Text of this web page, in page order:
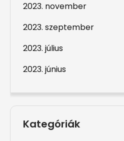
2023. november
2023. szeptember
2023. július
2023. június
Kategóriák